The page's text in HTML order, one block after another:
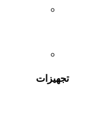
تجهیزات